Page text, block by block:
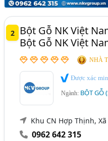
2
Bột Gỗ NK Việt
Bột Gỗ NK Việt
NHÀ
Được xác
Ngành: BỘT GỖ
Khu CN Hợp Thịnh,
0962 642 315